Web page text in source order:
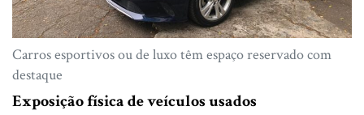
Carros esportivos ou de luxo têm espaço reservado com
destaque
Exposição física de veículos usados